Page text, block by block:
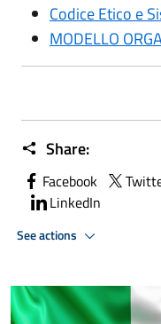
Codice Etico e
MODELLO
Share:
Facebook
LinkedIn
See actions